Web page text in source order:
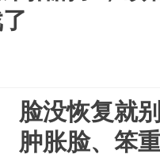
脸没恢复就
肿胀脸、笨